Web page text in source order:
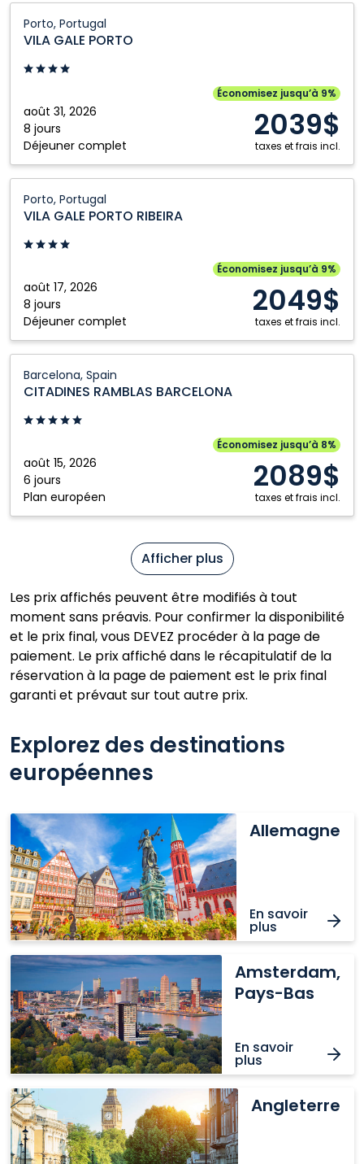
Porto, Portugal
VILA GALE PORTO
août 31, 2026
8 jours
Déjeuner complet
Économisez jusqu’à 9%
2039$
taxes et frais incl.
GALE
PORTO:
Porto,
Porto, Portugal
VILA GALE PORTO RIBEIRA
août 17, 2026
8 jours
Déjeuner complet
Économisez jusqu’à 9%
2049$
taxes et frais incl.
GALE
PORTO
RIBEIRA:
Portugal
Barcelona, Spain
CITADINES RAMBLAS BARCELONA
août 15, 2026
6 jours
Plan européen
Économisez jusqu’à 8%
2089$
taxes et frais incl.
RAMBLAS
BARCELONA:
Barcelona,
Afficher plus
Les prix affichés peuvent être modifiés à tout
moment sans préavis. Pour confirmer la disponibilité
et le prix final, vous DEVEZ procéder à la page de
paiement. Le prix affiché dans le récapitulatif de la
réservation à la page de paiement est le prix final
garanti et prévaut sur tout autre prix.
Explorez des destinations
européennes
Allemagne
En savoir
plus
Allemagne
Amsterdam,
Pays-Bas
En savoir
plus
Amsterdam,
Bas
Angleterre
Angleterre